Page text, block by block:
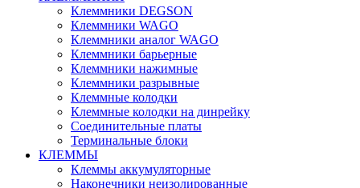
Клеммники DEGSON
Клеммники WAGO
Клеммники аналог WAGO
Клеммники барьерные
Клеммники нажимные
Клеммники разрывные
Клеммные колодки
Клеммные колодки на динрейку
Соединительные платы
Терминальные блоки
КЛЕММЫ
Клеммы аккумуляторные
Наконечники неизолированные